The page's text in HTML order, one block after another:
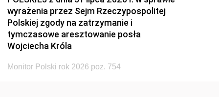
wyrażenia przez Sejm Rzeczypospolitej
Polskiej zgody na zatrzymanie i
tymczasowe aresztowanie posła
Wojciecha Króla
Monitor Polski rok 2026 poz. 754